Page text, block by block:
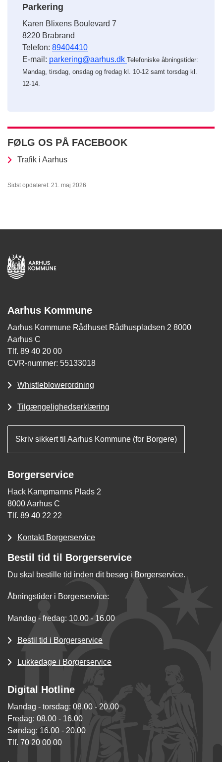
Parkering
Karen Blixens Boulevard 7
8220 Brabrand
Telefon: 89404410
E-mail: parkering@aarhus.dk Telefoniske åbningstider:
Mandag, tirsdag, onsdag og fredag kl. 10-12 samt torsdag kl.
12-14.
FØLG OS PÅ FACEBOOK
Trafik i Aarhus
Sidst opdateret: 21. maj 2026
Aarhus Kommune
Aarhus Kommune Rådhuset Rådhuspladsen 2 8000
Aarhus C
Tlf. 89 40 20 00
CVR-nummer: 55133018
Whistleblowerordning
Tilgængelighedserklæring
Skriv sikkert til Aarhus Kommune (for Borgere)
Borgerservice
Hack Kampmanns Plads 2
8000 Aarhus C
Tlf. 89 40 22 22
Kontakt Borgerservice
Bestil tid til Borgerservice
Du skal bestille tid inden dit besøg i Borgerservice.
Åbningstider i Borgerservice:
Mandag - fredag: 10.00 - 16.00
Bestil tid i Borgerservice
Lukkedage i Borgerservice
Digital Hotline
Mandag - torsdag: 08.00 - 20.00
Fredag: 08.00 - 16.00
Søndag: 16.00 - 20.00
Tlf. 70 20 00 00